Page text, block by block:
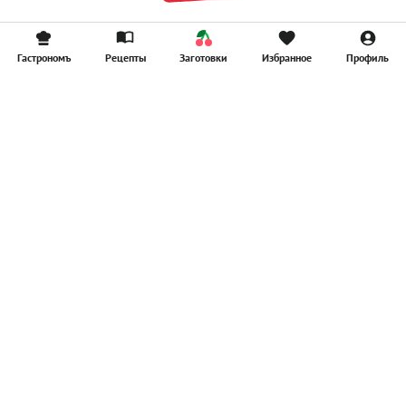
Гастрономъ Рецепты Заготовки Избранное Профиль